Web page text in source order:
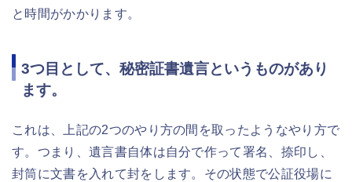
と時間がかかります。
3つ目として、秘密証書遺言というものがあり
ます。
これは、上記の2つのやり方の間を取ったようなやり方で
す。つまり、遺言書自体は自分で作って署名、捺印し、
封筒に文書を入れて封をします。その状態で公証役場に